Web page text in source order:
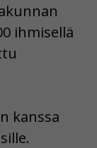
ihmisellä
kanssa